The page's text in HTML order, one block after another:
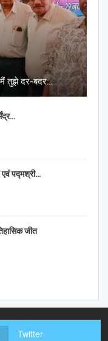
मैं तुझे दर-बदर…
एवं पद्मश्री…
जीत
Twitter